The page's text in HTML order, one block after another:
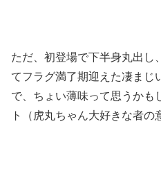
ただ、初登場で下半身丸出し
てフラグ満了期迎えた凄まじ
で、ちょい薄味って思うかも
ト（虎丸ちゃん大好きな者の